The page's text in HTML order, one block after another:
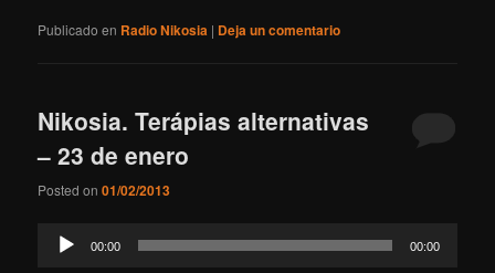
Publicado en Radio Nikosia | Deja un comentario
Nikosia. Terápias alternativas
– 23 de enero
Posted on01/02/2013
Reproductor
00:00 00:00